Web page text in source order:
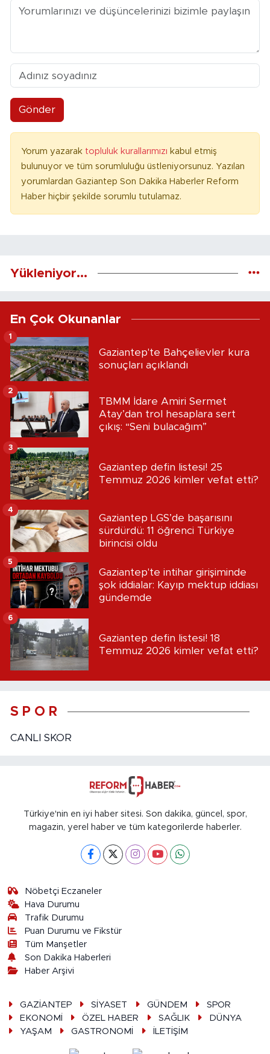
Gönder
Yorum yazarak topluluk kurallarımızı kabul etmiş
bulunuyor ve tüm sorumluluğu üstleniyorsunuz. Yazılan
yorumlardan Gaziantep Son Dakika Haberler Reform
Haber hiçbir şekilde sorumlu tutulamaz.
Yükleniyor...
En Çok Okunanlar
Gaziantep'te Bahçelievler kura
sonuçları açıklandı
1
TBMM İdare Amiri Sermet
Atay’dan trol hesaplara sert
çıkış: “Seni bulacağım”
2
Gaziantep defin listesi! 25
Temmuz 2026 kimler vefat etti?
3
Gaziantep LGS’de başarısını
sürdürdü: 11 öğrenci Türkiye
birincisi oldu
4
Gaziantep'te intihar girişiminde
şok iddialar: Kayıp mektup iddiası
gündemde
5
Gaziantep defin listesi! 18
Temmuz 2026 kimler vefat etti?
6
S P O R
CANLI SKOR
Türkiye'nin en iyi haber sitesi. Son dakika, güncel, spor,
magazin, yerel haber ve tüm kategorilerde haberler.
Nöbetçi Eczaneler
Hava Durumu
Trafik Durumu
Puan Durumu ve Fikstür
Tüm Manşetler
Son Dakika Haberleri
Haber Arşivi
GAZİANTEP SİYASET GÜNDEM
SPOR
EKONOMİ
ÖZEL HABER SAĞLIK
DÜNYA
YAŞAM
GASTRONOMİ İLETİŞİM